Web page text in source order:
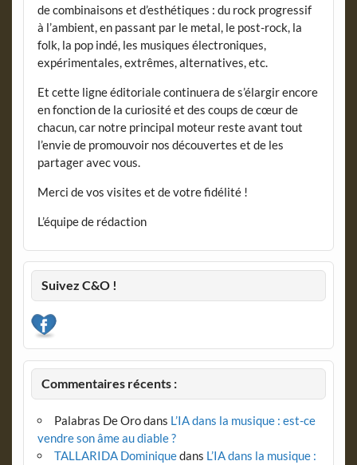
de combinaisons et d’esthétiques : du rock progressif
à l’ambient, en passant par le metal, le post-rock, la
folk, la pop indé, les musiques électroniques,
expérimentales, extrêmes, alternatives, etc.
Et cette ligne éditoriale continuera de s’élargir encore
en fonction de la curiosité et des coups de cœur de
chacun, car notre principal moteur reste avant tout
l’envie de promouvoir nos découvertes et de les
partager avec vous.
Merci de vos visites et de votre fidélité !
L’équipe de rédaction
Suivez C&O !
Commentaires récents :
Palabras De Orodans L’IA dans la musique : est-ce
vendre son âme au diable ?
TALLARIDA Dominiquedans L’IA dans la musique :